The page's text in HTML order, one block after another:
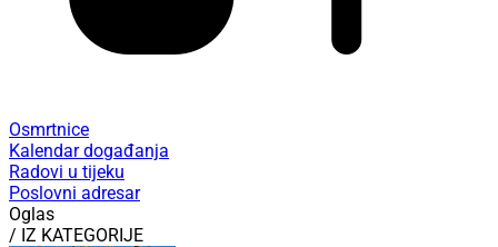
Osmrtnice
Kalendar događanja
Radovi u tijeku
Poslovni adresar
Oglas
/ IZ KATEGORIJE